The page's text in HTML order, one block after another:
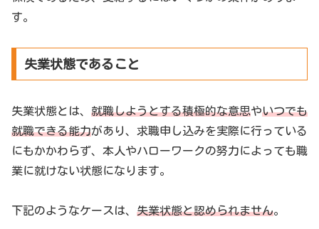
す。
失業状態であること
失業状態とは、 就職しようとする積極的な意思やいつでも
就職できる能力があり、求職申し込みを実際に行っている
にもかかわらず、本人やハローワークの努力によっても職
業に就けない状態になります。
下記のようなケースは、 失業状態と認められません。